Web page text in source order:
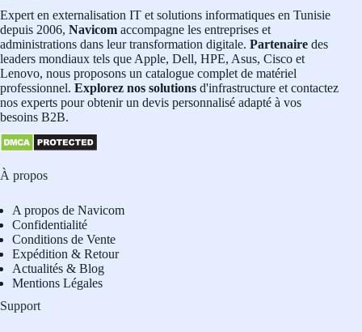
Expert en externalisation IT et solutions informatiques en Tunisie
depuis 2006, Navicom accompagne les entreprises et
administrations dans leur transformation digitale. Partenaire des
leaders mondiaux tels que Apple, Dell, HPE, Asus, Cisco et
Lenovo, nous proposons un catalogue complet de matériel
professionnel. Explorez nos solutions d'infrastructure et contactez
nos experts pour obtenir un devis personnalisé adapté à vos
besoins B2B.
À propos
A propos de Navicom
Confidentialité
Conditions de Vente
Expédition & Retour
Actualités & Blog
Mentions Légales
Support